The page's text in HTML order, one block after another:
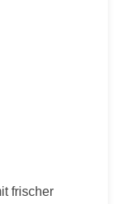
frischer